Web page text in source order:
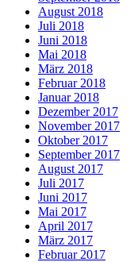
August 2018
Juli 2018
Juni 2018
Mai 2018
März 2018
Februar 2018
Januar 2018
Dezember 2017
November 2017
Oktober 2017
September 2017
August 2017
Juli 2017
Juni 2017
Mai 2017
April 2017
März 2017
Februar 2017